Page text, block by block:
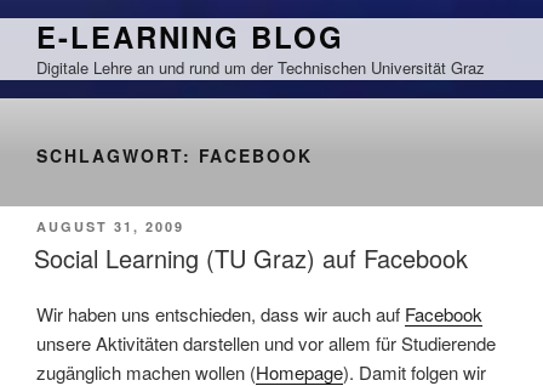
Zum
springen
E-LEARNING BLOG
Digitale Lehre an und rund um der Technischen Universität Graz
SCHLAGWORT: FACEBOOK
VERÖFFENTLICHT
AM
AUGUST 31, 2009
Social Learning (TU Graz) auf Facebook
Wir haben uns entschieden, dass wir auch auf Facebook
unsere Aktivitäten darstellen und vor allem für Studierende
zugänglich machen wollen (Homepage). Damit folgen wir